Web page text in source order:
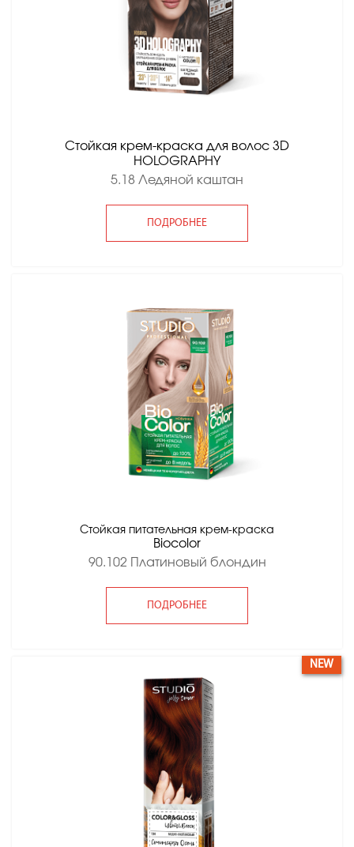
Стойкая крем-краска для волос 3D
HOLOGRAPHY
5.18 Ледяной каштан
ПОДРОБНЕЕ
Стойкая питательная крем-краска
Вiocolor
90.102 Платиновый блондин
ПОДРОБНЕЕ
NEW